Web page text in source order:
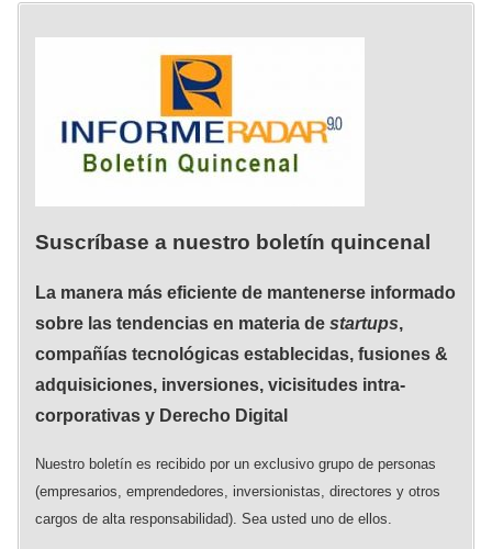
Suscríbase a nuestro boletín quincenal
La manera más eficiente de mantenerse informado
sobre las tendencias en materia de startups,
compañías tecnológicas establecidas, fusiones &
adquisiciones, inversiones, vicisitudes intra-
corporativas y Derecho Digital
Nuestro boletín es recibido por un exclusivo grupo de personas
(empresarios, emprendedores, inversionistas, directores y otros
cargos de alta responsabilidad). Sea usted uno de ellos.